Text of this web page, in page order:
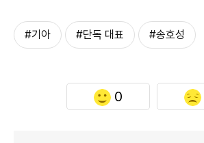
#기아 #단독 대표 #송호성
0